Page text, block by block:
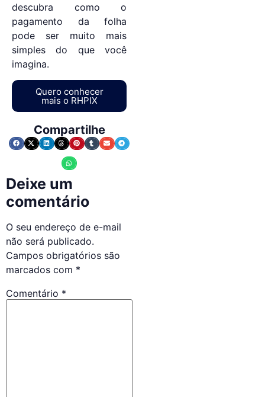
descubra como o
pagamento da folha
pode ser muito mais
simples do que você
imagina.
Quero conhecer
mais o RHPIX
Compartilhe
Deixe um
comentário
O seu endereço de e-mail
não será publicado.
Campos obrigatórios são
marcados com *
Comentário *